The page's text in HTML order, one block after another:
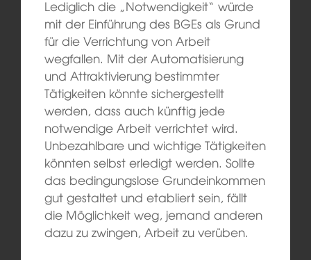
Lediglich die „Notwendigkeit“ würde
mit der Einführung des BGEs als Grund
für die Verrichtung von Arbeit
wegfallen. Mit der Automatisierung
und Attraktivierung bestimmter
Tätigkeiten könnte sichergestellt
werden, dass auch künftig jede
notwendige Arbeit verrichtet wird.
Unbezahlbare und wichtige Tätigkeiten
könnten selbst erledigt werden. Sollte
das bedingungslose Grundeinkommen
gut gestaltet und etabliert sein, fällt
die Möglichkeit weg, jemand anderen
dazu zu zwingen, Arbeit zu verüben.